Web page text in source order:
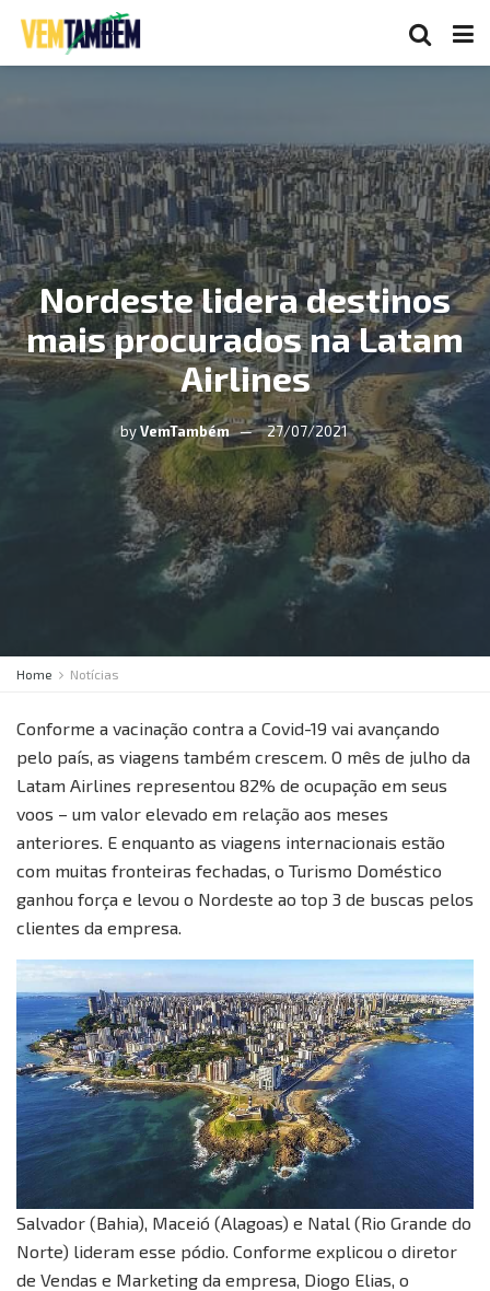
Nordeste lidera destinos
mais procurados na Latam
Airlines
by VemTambém 27/07/2021
Home Notícias
Conforme a vacinação contra a Covid-19 vai avançando
pelo país, as viagens também crescem. O mês de julho da
Latam Airlines representou 82% de ocupação em seus
voos – um valor elevado em relação aos meses
anteriores. E enquanto as viagens internacionais estão
com muitas fronteiras fechadas, o Turismo Doméstico
ganhou força e levou o Nordeste ao top 3 de buscas pelos
clientes da empresa.
Salvador (Bahia), Maceió (Alagoas) e Natal (Rio Grande do
Norte) lideram esse pódio. Conforme explicou o diretor
de Vendas e Marketing da empresa, Diogo Elias, o